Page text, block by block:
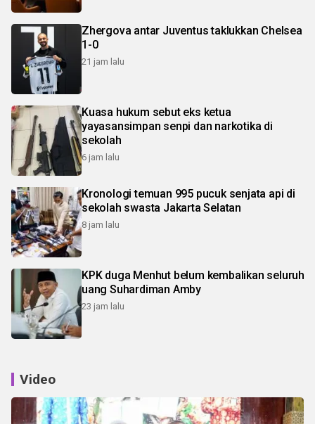
Zhergova antar Juventus taklukkan Chelsea
1-0
21 jam lalu
Kuasa hukum sebut eks ketua
yayasansimpan senpi dan narkotika di
sekolah
6 jam lalu
Kronologi temuan 995 pucuk senjata api di
sekolah swasta Jakarta Selatan
8 jam lalu
KPK duga Menhut belum kembalikan seluruh
uang Suhardiman Amby
23 jam lalu
Video